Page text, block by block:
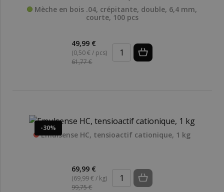
Mèche en bois .04, crépitante, double, 6,4 mm,
courte, 100 pcs
49,99 €
(0,50 € / pcs)
61,77 €
-30%
Emulsense HC, tensioactif cationique, 1 kg
69,99 €
(69,99 € / kg)
99,75 €